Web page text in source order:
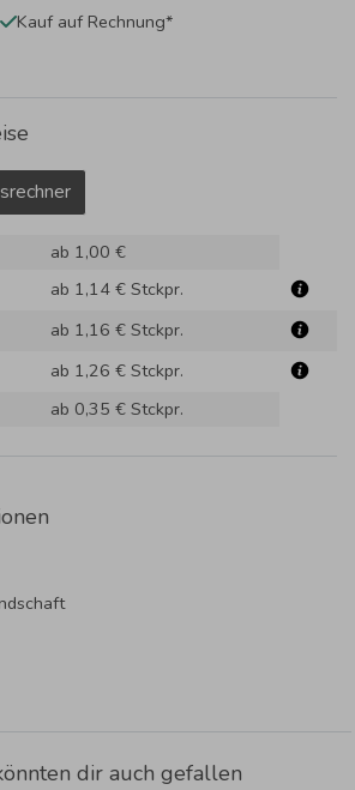
Kauf auf Rechnung*
ab 1,00 €
ab 1,14 € Stckpr.
ab 1,16 € Stckpr.
ab 1,26 € Stckpr.
ab 0,35 € Stckpr.
dir auch gefallen